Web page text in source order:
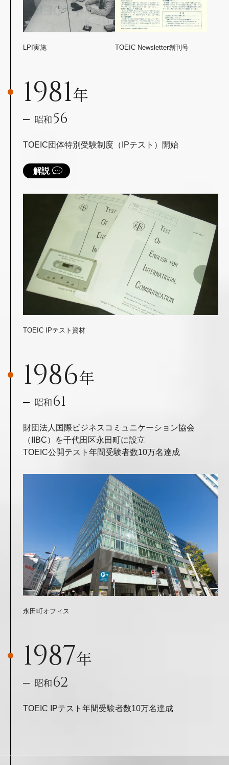
LPI実施 TOEIC Newsletter創刊号
1981年
昭和56
TOEIC団体特別受験制度（IPテスト）開始
解説
TOEIC IPテスト資材
1986年
昭和61
財団法人国際ビジネスコミュニケーション協会
（IIBC）を千代田区永田町に設立
TOEIC公開テスト年間受験者数10万名達成
永田町オフィス
1987年
昭和62
TOEIC IPテスト年間受験者数10万名達成